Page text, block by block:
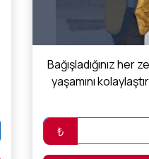
Bağışladığınız her
yaşamını
₺